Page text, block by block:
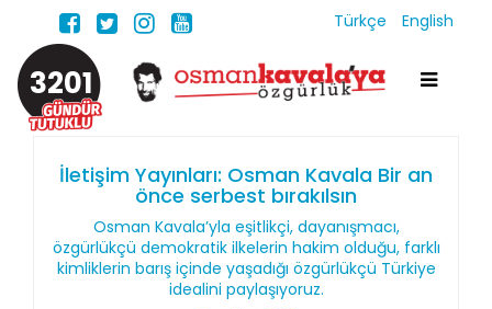
Türkçe English
3201
İletişim Yayınları: Osman Kavala Bir an
önce serbest bırakılsın
Osman Kavala’yla eşitlikçi, dayanışmacı,
özgürlükçü demokratik ilkelerin hakim olduğu, farklı
kimliklerin barış içinde yaşadığı özgürlükçü Türkiye
idealini paylaşıyoruz.